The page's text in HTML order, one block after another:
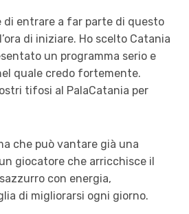
di entrare a far parte di questo
di iniziare. Ho scelto Catania
un programma serio e
quale credo fortemente.
tifosi al PalaCatania per
che può vantare già una
giocatore che arricchisce il
con energia,
di migliorarsi ogni giorno.